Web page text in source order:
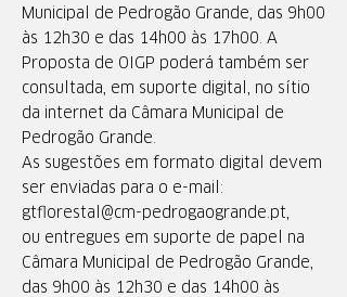
Municipal de Pedrogão Grande, das 9h00
às 12h30 e das 14h00 às 17h00. A
Proposta de OIGP poderá também ser
consultada, em suporte digital, no sítio
da internet da Câmara Municipal de
Pedrogão Grande.
As sugestões em formato digital devem
ser enviadas para o e-mail:
gtflorestal@cm-pedrogaogrande.pt,
ou entregues em suporte de papel na
Câmara Municipal de Pedrogão Grande,
das 9h00 às 12h30 e das 14h00 às